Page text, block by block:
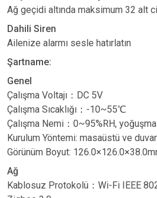
Ağ geçidi altında maksimum 32 alt
Dahili Siren
Ailenize alarmı sesle hatırlatın
Şartname:
Genel
Çalışma Voltajı ： DC 5V
Çalışma Sıcaklığı ： -10~55℃
Çalışma Nemi ： 0~95%RH,
Kurulum Yöntemi: masaüstü ve
Görünüm Boyut:
Ağ
Kablosuz Protokolü ： Wi-Fi IEEE